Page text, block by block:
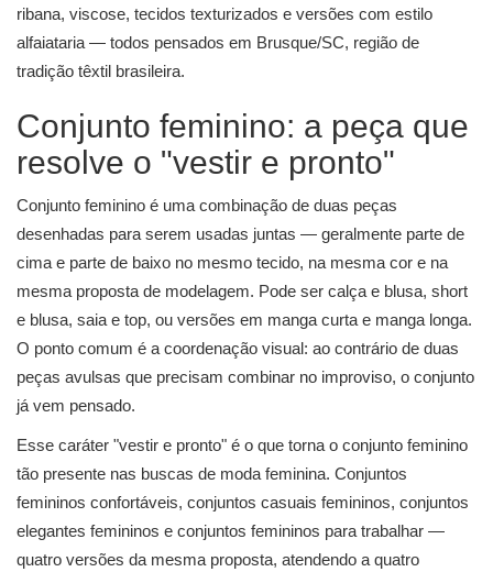
ribana, viscose, tecidos texturizados e versões com estilo
alfaiataria — todos pensados em Brusque/SC, região de
tradição têxtil brasileira.
Conjunto feminino: a peça que
resolve o "vestir e pronto"
Conjunto feminino é uma combinação de duas peças
desenhadas para serem usadas juntas — geralmente parte de
cima e parte de baixo no mesmo tecido, na mesma cor e na
mesma proposta de modelagem. Pode ser calça e blusa, short
e blusa, saia e top, ou versões em manga curta e manga longa.
O ponto comum é a coordenação visual: ao contrário de duas
peças avulsas que precisam combinar no improviso, o conjunto
já vem pensado.
Esse caráter "vestir e pronto" é o que torna o conjunto feminino
tão presente nas buscas de moda feminina. Conjuntos
femininos confortáveis, conjuntos casuais femininos, conjuntos
elegantes femininos e conjuntos femininos para trabalhar —
quatro versões da mesma proposta, atendendo a quatro